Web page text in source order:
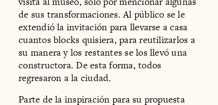
de sus transformaciones. Al público se le
extendió la invitación para llevarse a casa
cuantos blocks quisiera, para reutilizarlos a
su manera y los restantes se los llevó una
constructora. De esta forma, todos
regresaron a la ciudad.
Parte de la inspiración para su propuesta